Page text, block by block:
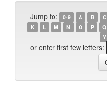
Jump to: 0-9 A B C
K
L M N O P Q
Y
or enter first few letters: